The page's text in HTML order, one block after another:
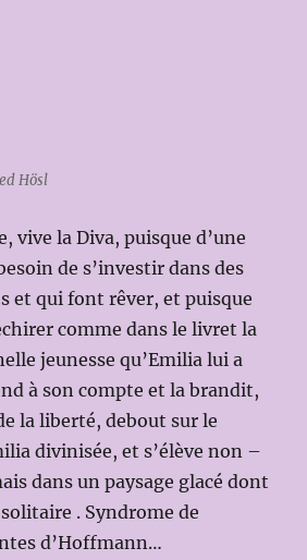
Hösl
vive la Diva, puisque d’une
de s’investir dans des
et qui font rêver, et puisque
comme dans le livret la
jeunesse qu’Emilia lui a
à son compte et la brandit,
la liberté, debout sur le
divinisée, et s’élève non –
dans un paysage glacé dont
. Syndrome de
d’Hoffmann…